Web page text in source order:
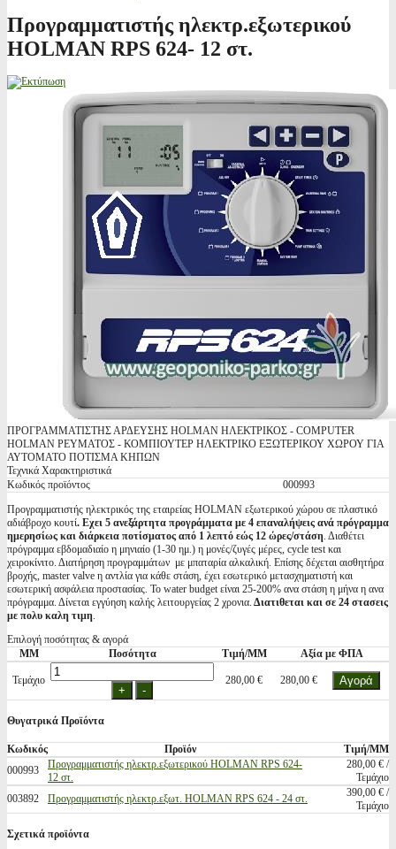
Προγραμματιστής ηλεκτρ.εξωτερικού
HOLMAN RPS 624- 12 στ.
ΠΡΟΓΡΑΜΜΑΤΙΣΤΗΣ ΑΡΔΕΥΣΗΣ HOLMAN ΗΛΕΚΤΡΙΚΟΣ - COMPUTER
HOLMAN ΡΕΥΜΑΤΟΣ - ΚΟΜΠΙΟΥΤΕΡ ΗΛΕΚΤΡΙΚΟ ΕΞΩΤΕΡΙΚΟΥ ΧΩΡΟΥ ΓΙΑ
ΑΥΤΟΜΑΤΟ ΠΟΤΙΣΜΑ ΚΗΠΩΝ
Τεχνικά Χαρακτηριστικά
Κωδικός προϊόντος
000993
Προγραμματιστής ηλεκτρικός της εταιρείας HOLMAN εξωτερικού χώρου σε πλαστικό
αδιάβροχο κουτί. Εχει 5 ανεξάρτητα προγράμματα με 4 επαναλήψεις ανά πρόγραμμα
ημερησίως και διάρκεια ποτίσματος από 1 λεπτό εώς 12 ώρες/στάση. Διαθέτει
πρόγραμμα εβδομαδιαίο η μηνιαίο (1-30 ημ.) η μονές/ζυγές μέρες, cycle test και
χειροκίνιτο. Διατήρηση προγραμμάτων με μπαταρία αλκαλική. Επίσης δέχεται αισθητήρα
βροχής, master valve η αντλία για κάθε στάση, έχει εσωτερικό μετασχηματιστή και
εσωτερική ασφάλεια προστασίας. Το water budget είναι 25-200% ανα στάση η μήνα η ανα
πρόγραμμα. Δίνεται εγγύηση καλής λειτουργείας 2 χρονια. Διατιθεται και σε 24 στασεις
με πολυ καλη τιμη.
Επιλογή ποσότητας & αγορά
ΜΜ
Ποσότητα Τιμή/ΜΜ Αξία με ΦΠΑ
Τεμάχιο 280,00 € 280,00 €
Θυγατρικά Προϊόντα
Κωδικός Προϊόν
Τιμή/ΜΜ
000993
Προγραμματιστής ηλεκτρ.εξωτερικού HOLMAN RPS 624-
12 στ.
280,00 € /
Τεμάχιο
003892
Προγραμματιστής ηλεκτρ.εξωτ. HOLMAN RPS 624 - 24 στ.
390,00 € /
Τεμάχιο
Σχετικά προϊόντα